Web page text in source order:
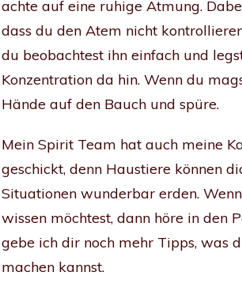
achte auf eine ruhige Atmung.
dass du den Atem nicht
du beobachtest ihn einfach und
Konzentration da hin. Wenn du
Hände auf den Bauch und spüre.
Mein Spirit Team hat auch meine
geschickt, denn Haustiere können
Situationen wunderbar erden.
wissen möchtest, dann höre in den
gebe ich dir noch mehr Tipps, was
machen kannst.